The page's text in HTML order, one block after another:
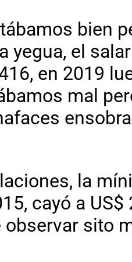
bien
yegua, el
en 2019
mal
la
cayó a US$
observar sito